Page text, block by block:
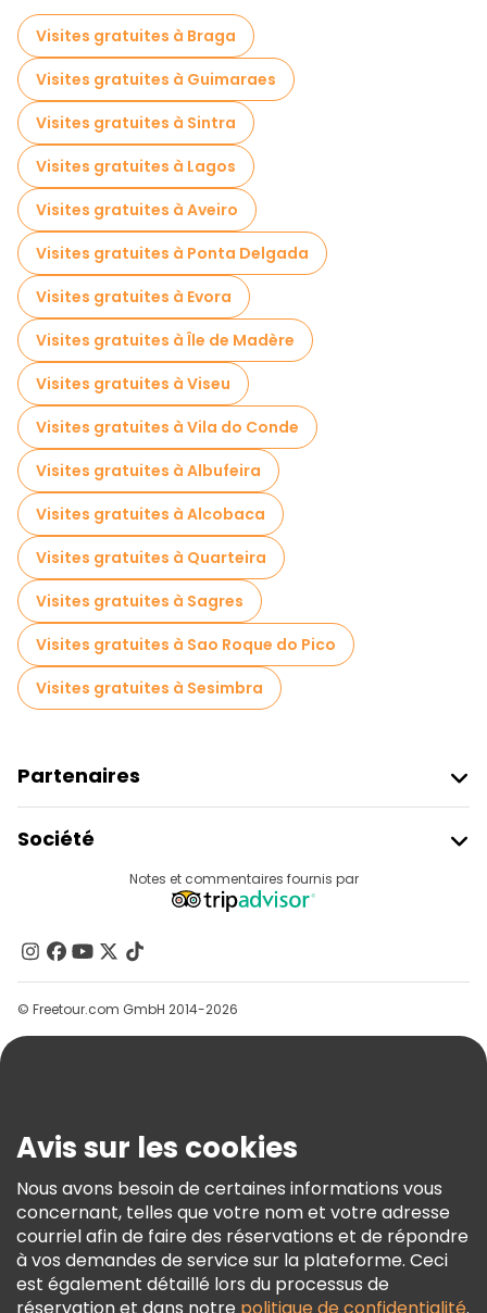
Jeux d'évasion en Lisbonne
Visites photographiques en Lisbonne
Billets d'entrée en Lisbonne
Croisières en Lisbonne
Musées en Lisbonne
Visite gratuite de la vieille ville à Lisbonne
Visites de marchés en Lisbonne
Visites de dégustation locales à Lisbonne
Excursions d'une journée gratuites à Lisbonne
Visites nocturnes gratuites à Lisbonne
Tours à vélo à Lisbonne
Visites gastronomiques à Lisbonne
Visites gratuites à proximité Commerce Square
Visites gratuites à proximité Santa Justa Lift
Visites gratuites à proximité Lisbon Cathedral
Visites gratuites à Braga
Visites gratuites à Guimaraes
Visites gratuites à Sintra
Visites gratuites à Lagos
Visites gratuites à Aveiro
Visites gratuites à Ponta Delgada
Visites gratuites à Evora
Visites gratuites à Île de Madère
Visites gratuites à Viseu
Visites gratuites à Vila do Conde
Visites gratuites à Albufeira
Visites gratuites à Alcobaca
Visites gratuites à Quarteira
Visites gratuites à Sagres
Visites gratuites à Sao Roque do Pico
Visites gratuites à Sesimbra
Partenaires
Connexion Du Fournisseur
Programme D’affiliation
Société
Contactez-Nous
Groupes
Aide
Conditions Générales Et Mentions Légales
Politique En Matière De Cookies
Freetour Prix
Programme De Fidélité
Notes et commentaires fournis par
© Freetour.com GmbH 2014-2026
Avis sur les cookies
Nous avons besoin de certaines informations vous
concernant, telles que votre nom et votre adresse
courriel afin de faire des réservations et de répondre
à vos demandes de service sur la plateforme. Ceci
est également détaillé lors du processus de